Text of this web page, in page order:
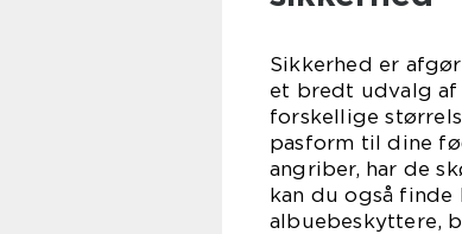
Sikkerhed er
et bredt udvalg
forskellige
pasform til dine
angriber, har de
kan du også
albuebeskyttere,